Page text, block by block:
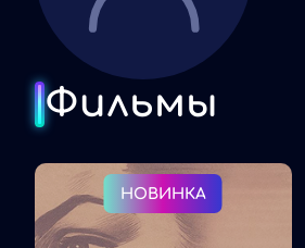
Фильмы
НОВИНКА